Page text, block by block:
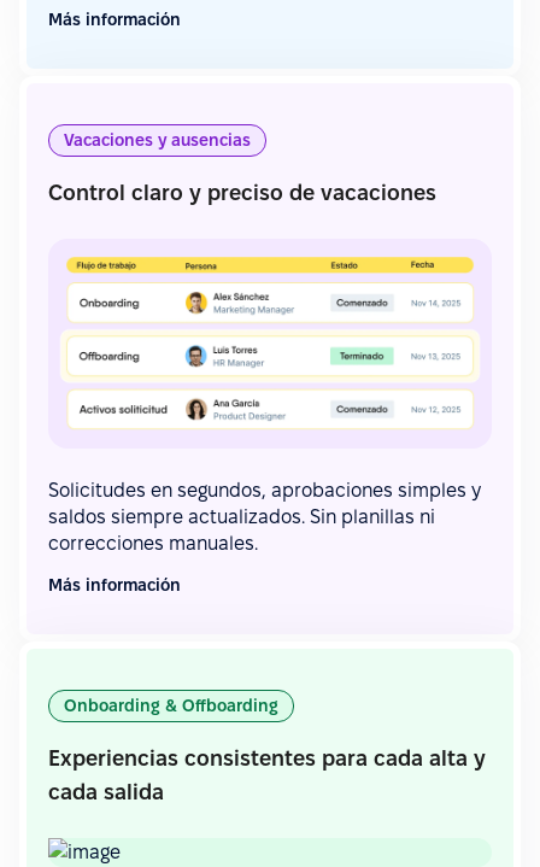
Más información
Vacaciones y ausencias
Control claro y preciso de vacaciones
Solicitudes en segundos, aprobaciones simples y
saldos siempre actualizados. Sin planillas ni
correcciones manuales.
Más información
Onboarding & Offboarding
Experiencias consistentes para cada alta y
cada salida